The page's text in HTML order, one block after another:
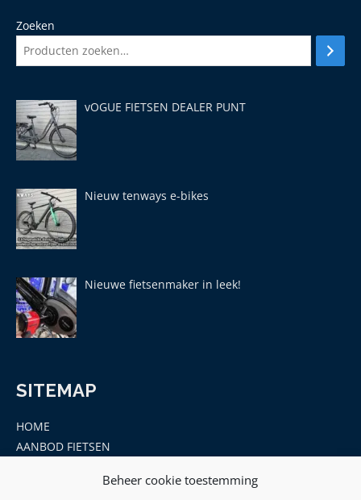
Beheer cookie toestemming
Zoeken
vOGUE FIETSEN DEALER PUNT
Nieuw tenways e-bikes
Nieuwe fietsenmaker in leek!
SITEMAP
HOME
AANBOD FIETSEN
ONDERDELEN EN ACCESSOIRES